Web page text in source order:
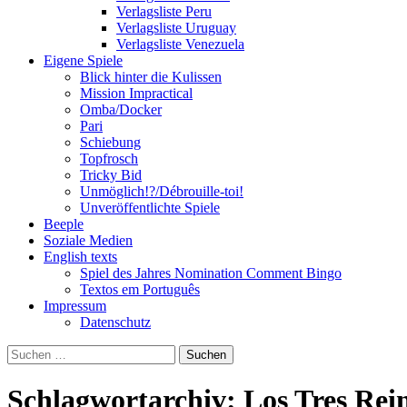
Verlagsliste Peru
Verlagsliste Uruguay
Verlagsliste Venezuela
Eigene Spiele
Blick hinter die Kulissen
Mission Impractical
Omba/Docker
Pari
Schiebung
Topfrosch
Tricky Bid
Unmöglich!?/Débrouille-toi!
Unveröffentlichte Spiele
Beeple
Soziale Medien
English texts
Spiel des Jahres Nomination Comment Bingo
Textos em Português
Impressum
Datenschutz
Suchen
nach:
Schlagwortarchiv: Los Tres